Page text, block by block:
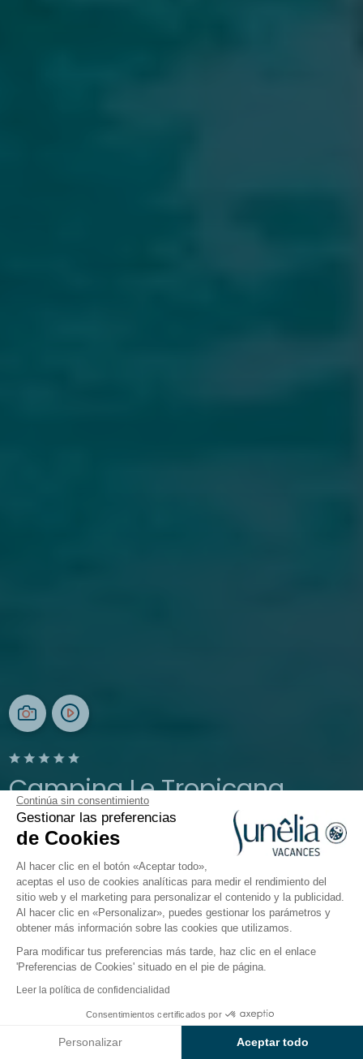
Continúa sin consentimiento
Gestionar las preferencias
de Cookies
Al hacer clic en el botón «Aceptar todo»,
aceptas el uso de cookies analíticas para medir el rendimiento del
sitio web y el marketing para personalizar el contenido y la publicidad.
Al hacer clic en «Personalizar», puedes gestionar los parámetros y
obtener más información sobre las cookies que utilizamos.
Para modificar tus preferencias más tarde, haz clic en el enlace
'Preferencias de Cookies' situado en el pie de página.
Leer la política de confidencialidad
Consentimientos certificados por
Personalizar Aceptar todo
Camping Le Tropicana
Saint-Jean-de-Monts, Vendée
Abierto del11 de abril de 2026 13 de septiembre de 2026
El camping Alojamientos Actividades En torno
Consultar precios y disponibilidad
Alojamientos Sunêlia
Le Tropicana
Situado en el corazón de 7,5 hectáreas de naturaleza
y a 800 metros de la playa des Mouettes, elcamping